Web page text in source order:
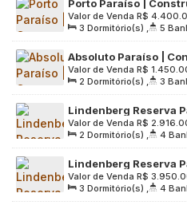
Terreno: 1571.00 m²
Porto Paraíso |
metros | 03 suítes |
R$
Valor de Venda
629, Zona Sul, 04003-
Brasil
3 Dormitório(s) , 5
Sala(s) , 3 Suíte(s) , 3
Terreno: 1326.00m²
Absoluto Paraíso |
89 metros | 02 suítes
02 vagas
R$
Valor de Venda
04104-040, Paraíso, São
2 Dormitório(s) , 3
Sala(s) , 2 Suíte(s) , 2
Terreno: 818.00m²
Lindenberg Reserva
Lindenberg |
varanda gourmet | 02
R$
Valor de Venda
Sul, 04002-021, Paraíso,
2 Dormitório(s) , 4
Sala(s) , 2 Suíte(s) , 2
Terreno: 1782.00m²
Lindenberg Reserva
Lindenberg |
varanda gourmet | 02
R$
Valor de Venda
Sul, 04002-021, Paraíso,
3 Dormitório(s) , 4
Sala(s) , 3 Suíte(s) , 2